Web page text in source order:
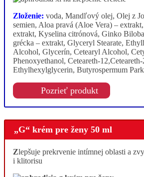
Zloženie: voda, Mandľový olej, Olej z
semien, Aloa pravá (Aloe Vera) –
extrakt, Kyselina citrónová, Ginko
grécka – extrakt, Glyceryl Stearate,
Alcohol, Glycerín, Cetearyl Alcohol,
Phenoxyethanol, Ceteareth-12,Ceteareth-
Ethylhexylglycerin, Butyrospermum
Pozrieť produkt
„G“ krém pre ženy 50 ml
Zlepšuje prekrvenie intímnej oblasti a
i klitorisu